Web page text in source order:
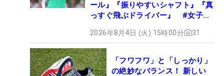
ール』『振りやすいシャフト』『真
っすぐ飛ぶドライバー』 #女子プ
2026年8月4日 (火) 15時00分 31
「フワフワ」と「しっかり」
の絶妙なバランス！ 新しい